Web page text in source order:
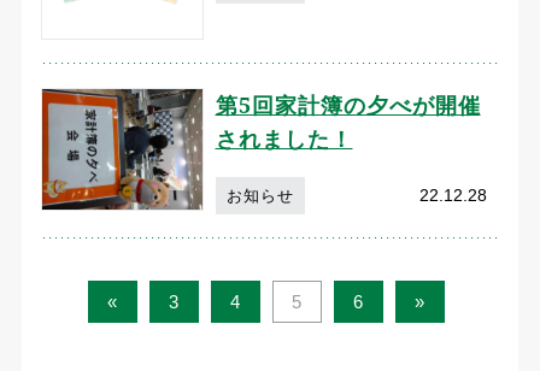
第5回家計簿の夕べが開催
されました！
お知らせ 22.12.28
« 3 4 5 6 »